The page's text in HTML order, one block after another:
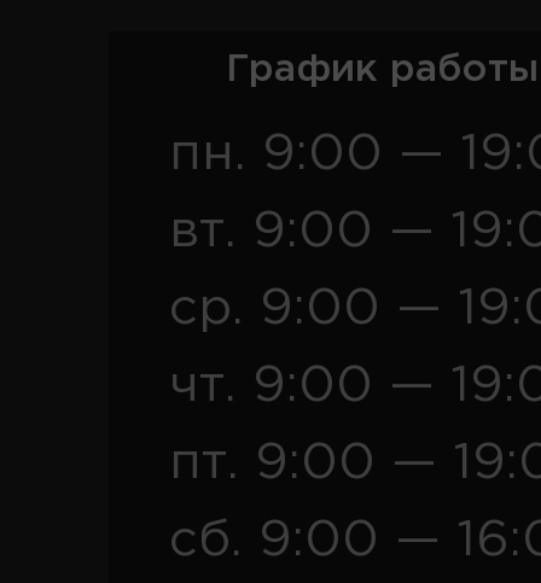
График
пн. 9:00 —
вт. 9:00 —
ср. 9:00 —
чт. 9:00 —
пт. 9:00 —
сб. 9:00 —